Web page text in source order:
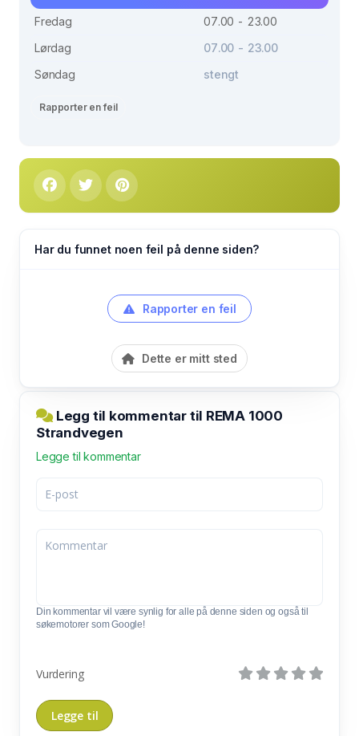
Fredag
07.00 - 23.00
Lørdag
07.00 - 23.00
Søndag
stengt
Rapporter en feil
Har du funnet noen feil på denne siden?
Rapporter en feil
Dette er mitt sted
Legg til kommentar til REMA 1000
Strandvegen
Legge til kommentar
Din kommentar vil være synlig for alle på denne siden og også til
søkemotorer som Google!
Vurdering